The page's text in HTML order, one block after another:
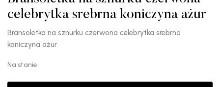
celebrytka srebrna koniczyna ażur
Bransoletka na sznurku czerwona celebrytka srebrna
koniczyna ażur
Na stanie